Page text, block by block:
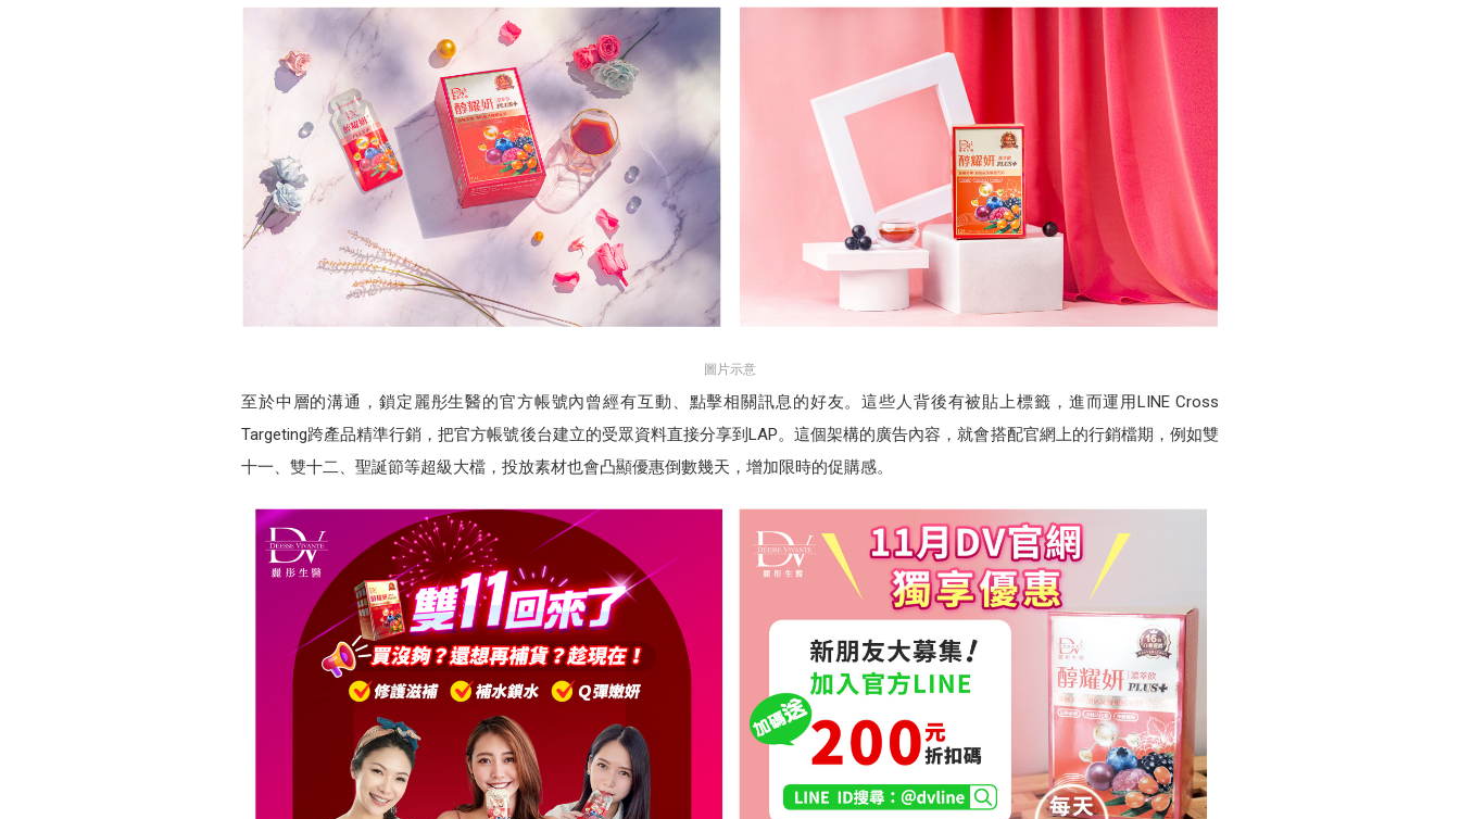
圖片示意
至於中層的溝通，鎖定麗彤生醫的官方帳號內曾經有互動、點擊相關訊息的好友。這些人背後有被貼上標籤，進而運用LINE Cross
Targeting跨產品精準行銷，把官方帳號後台建立的受眾資料直接分享到LAP。這個架構的廣告內容，就會搭配官網上的行銷檔期，例如雙
十一、雙十二、聖誕節等超級大檔，投放素材也會凸顯優惠倒數幾天，增加限時的促購感。